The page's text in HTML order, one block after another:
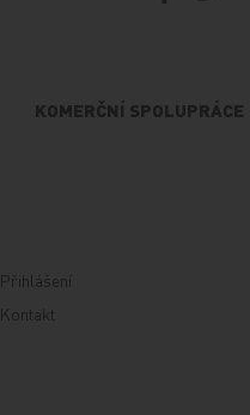
KOMERČNÍ SPOLUPRÁCE
Přihlášení
Kontakt